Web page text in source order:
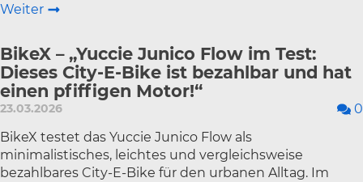
Weiter
BikeX – „Yuccie Junico Flow im Test:
Dieses City-E-Bike ist bezahlbar und hat
einen pfiffigen Motor!“
23.03.2026 0
BikeX testet das Yuccie Junico Flow als
minimalistisches, leichtes und vergleichsweise
bezahlbares City-E-Bike für den urbanen Alltag. Im